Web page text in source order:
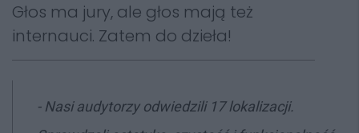
Głos ma jury, ale głos mają też
internauci. Zatem do dzieła!
- Nasi audytorzy odwiedzili 17 lokalizacji.